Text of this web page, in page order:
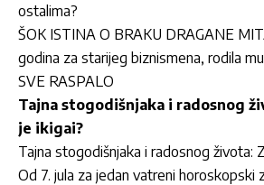
ostalima?
ŠOK ISTINA O BRAKU DRAGANE
godina za starijeg biznismena, rodila
SVE RASPALO
Tajna stogodišnjaka i radosnog
je ikigai?
Tajna stogodišnjaka i radosnog života:
Od 7. jula za jedan vatreni horoskopski